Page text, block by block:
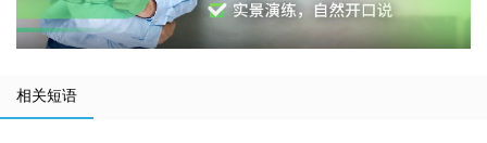
相关短语